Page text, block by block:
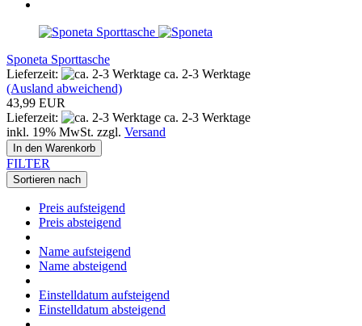
Sponeta Sporttasche
Lieferzeit:
ca. 2-3 Werktage
(Ausland abweichend)
43,99 EUR
Lieferzeit:
ca. 2-3 Werktage
inkl. 19% MwSt. zzgl. Versand
In den Warenkorb
FILTER
Sortieren nach
Preis aufsteigend
Preis absteigend
Name aufsteigend
Name absteigend
Einstelldatum aufsteigend
Einstelldatum absteigend